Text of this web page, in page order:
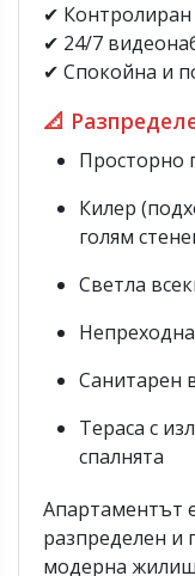
✔ Контролиран
✔ 24/7
✔ Спокойна и
📐
Просторно
Килер
голям
Светла
Санитарен
Тераса с
спалнята
Апартаментът
разпределен и
модерна